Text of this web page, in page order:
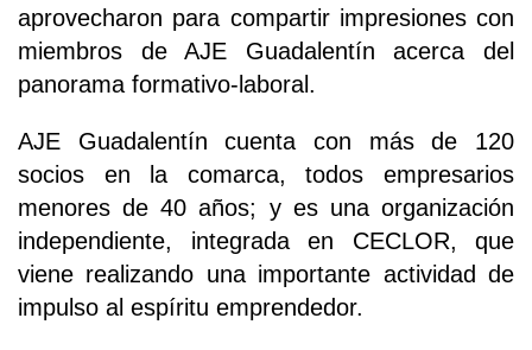
aprovecharon para compartir impresiones con
miembros de AJE Guadalentín acerca del
panorama formativo-laboral.
AJE Guadalentín cuenta con más de 120
socios en la comarca, todos empresarios
menores de 40 años; y es una organización
independiente, integrada en CECLOR, que
viene realizando una importante actividad de
impulso al espíritu emprendedor.